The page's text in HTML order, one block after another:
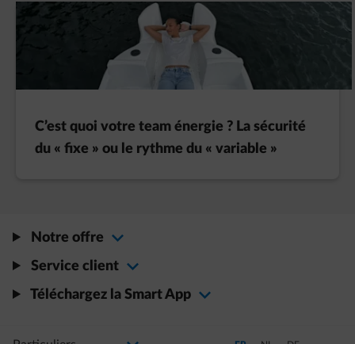
C’est quoi votre team énergie ? La sécurité
du « fixe » ou le rythme du « variable »
Notre offre
Service client
Téléchargez la Smart App
Sélectionnez votre profil
La modification de la sélection permettra d'accéder à une nouvelle page